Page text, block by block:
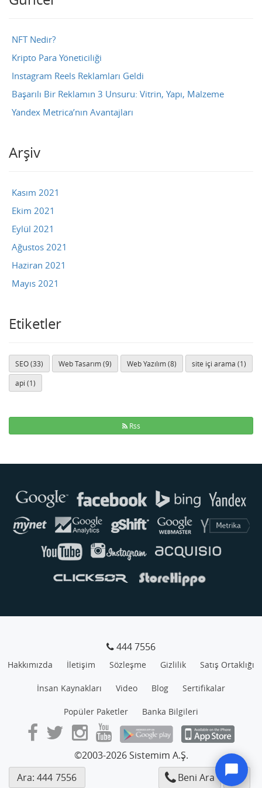
NFT Nedir?
Kripto Para Yöneticiliği
Instagram Reels Reklamları Geldi
Başarılı Bir Reklamın 3 Unsuru: Vitrin, Yapı, Malzeme
Yandex Metrica’nın Avantajları
Arşiv
Kasım 2021
Ekim 2021
Eylül 2021
Ağustos 2021
Haziran 2021
Mayıs 2021
Etiketler
SEO (33) Web Tasarım (9) Web Yazılım (8) site içi arama (1)
api (1)
Rss
444 7556
Hakkımızda İletişim Sözleşme Gizlilik Satış Ortaklığı
İnsan Kaynakları Video Blog Sertifikalar
Popüler Paketler Banka Bilgileri
©2003-2026 Sistemim A.Ş.
Ara: 444 7556 Beni Ara
Genellikle anında yanıt verir